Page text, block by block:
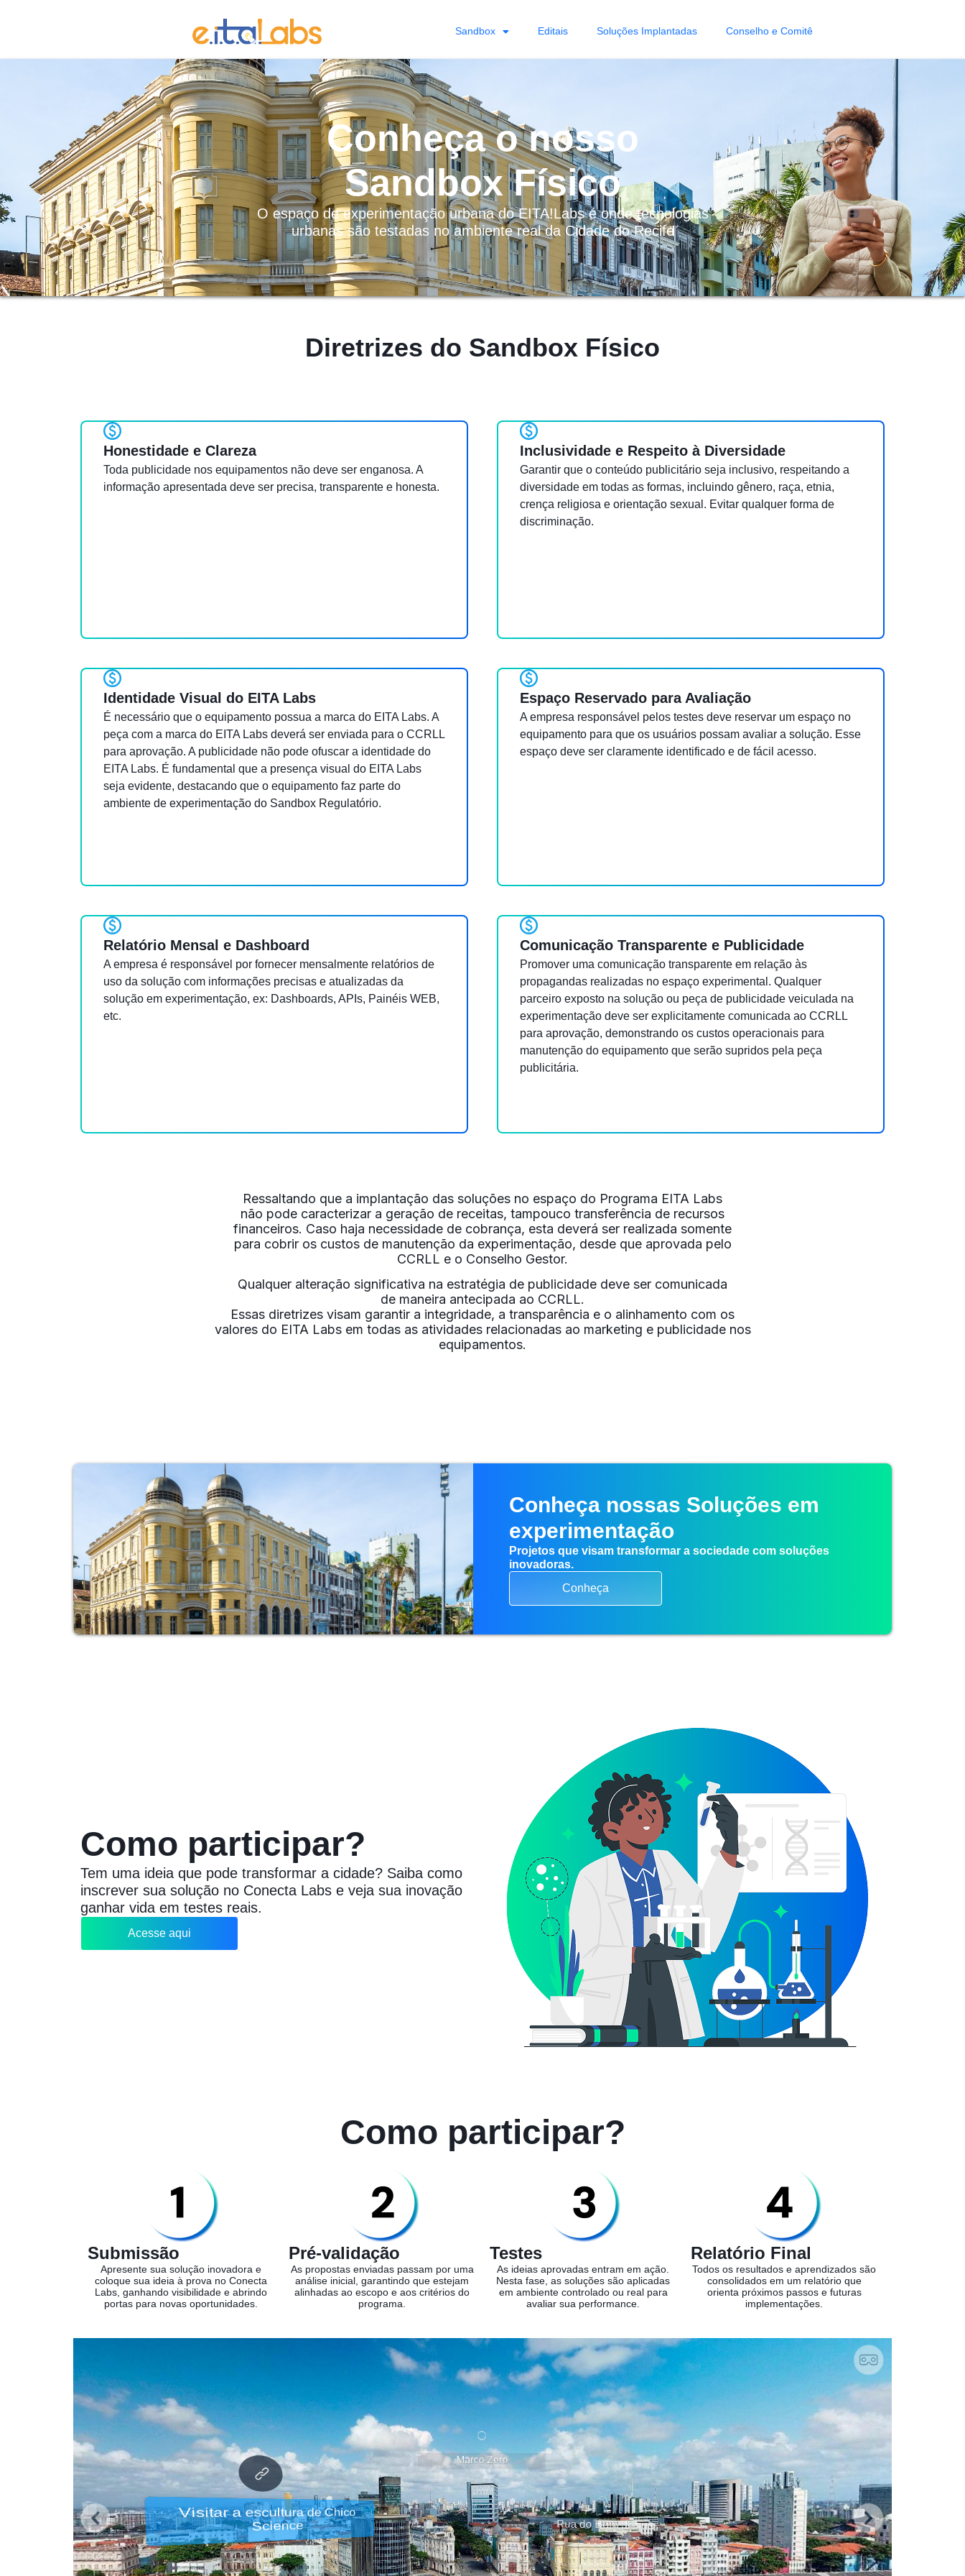
Sandbox Editais Soluções Implantadas Conselho e Comitê
Conheça o nosso
Sandbox Físico
O espaço de experimentação urbana do EITA!Labs é onde tecnologias
urbanas são testadas no ambiente real da Cidade do Recife
Diretrizes do Sandbox Físico
Honestidade e Clareza
Toda publicidade nos equipamentos não deve ser enganosa. A
informação apresentada deve ser precisa, transparente e honesta.
Inclusividade e Respeito à Diversidade
Garantir que o conteúdo publicitário seja inclusivo, respeitando a
diversidade em todas as formas, incluindo gênero, raça, etnia,
crença religiosa e orientação sexual. Evitar qualquer forma de
discriminação.
Identidade Visual do EITA Labs
É necessário que o equipamento possua a marca do EITA Labs. A
peça com a marca do EITA Labs deverá ser enviada para o CCRLL
para aprovação. A publicidade não pode ofuscar a identidade do
EITA Labs. É fundamental que a presença visual do EITA Labs
seja evidente, destacando que o equipamento faz parte do
ambiente de experimentação do Sandbox Regulatório.
Espaço Reservado para Avaliação
A empresa responsável pelos testes deve reservar um espaço no
equipamento para que os usuários possam avaliar a solução. Esse
espaço deve ser claramente identificado e de fácil acesso.
Relatório Mensal e Dashboard
A empresa é responsável por fornecer mensalmente relatórios de
uso da solução com informações precisas e atualizadas da
solução em experimentação, ex: Dashboards, APIs, Painéis WEB,
etc.
Comunicação Transparente e Publicidade
Promover uma comunicação transparente em relação às
propagandas realizadas no espaço experimental. Qualquer
parceiro exposto na solução ou peça de publicidade veiculada na
experimentação deve ser explicitamente comunicada ao CCRLL
para aprovação, demonstrando os custos operacionais para
manutenção do equipamento que serão supridos pela peça
publicitária.
Ressaltando que a implantação das soluções no espaço do Programa EITA Labs
não pode caracterizar a geração de receitas, tampouco transferência de recursos
financeiros. Caso haja necessidade de cobrança, esta deverá ser realizada somente
para cobrir os custos de manutenção da experimentação, desde que aprovada pelo
CCRLL e o Conselho Gestor.
Qualquer alteração significativa na estratégia de publicidade deve ser comunicada
de maneira antecipada ao CCRLL.
Essas diretrizes visam garantir a integridade, a transparência e o alinhamento com os
valores do EITA Labs em todas as atividades relacionadas ao marketing e publicidade nos
equipamentos.
Conheça nossas Soluções em
experimentação
Projetos que visam transformar a sociedade com soluções
inovadoras.
Conheça
Como participar?
Tem uma ideia que pode transformar a cidade? Saiba como
inscrever sua solução no Conecta Labs e veja sua inovação
ganhar vida em testes reais.
Acesse aqui
Como participar?
Submissão
Apresente sua solução inovadora e
coloque sua ideia à prova no Conecta
Labs, ganhando visibilidade e abrindo
portas para novas oportunidades.
Pré-validação
As propostas enviadas passam por uma
análise inicial, garantindo que estejam
alinhadas ao escopo e aos critérios do
programa.
Testes
As ideias aprovadas entram em ação.
Nesta fase, as soluções são aplicadas
em ambiente controlado ou real para
avaliar sua performance.
Relatório Final
Todos os resultados e aprendizados são
consolidados em um relatório que
orienta próximos passos e futuras
implementações.